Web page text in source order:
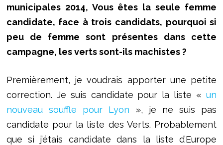
municipales 2014, Vous êtes la seule femme
candidate, face à trois candidats, pourquoi si
peu de femme sont présentes dans cette
campagne, les verts sont-ils machistes ?
Premièrement, je voudrais apporter une petite
correction. Je suis candidate pour la liste «un
nouveau souffle pour Lyon », je ne suis pas
candidate pour la liste des Verts. Probablement
que si j’étais candidate dans la liste d’Europe